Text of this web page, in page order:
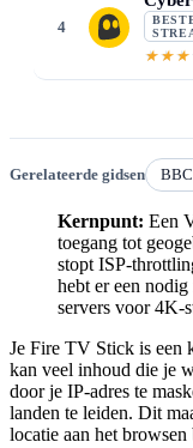
4
Gerelateerde gidsen
Kernpunt: Een
toegang tot
stopt ISP-
hebt er een
servers voor 4K-
Je Fire TV Stick is een
kan veel inhoud die je
door je IP-adres te
landen te leiden. Dit
locatie aan het browsen